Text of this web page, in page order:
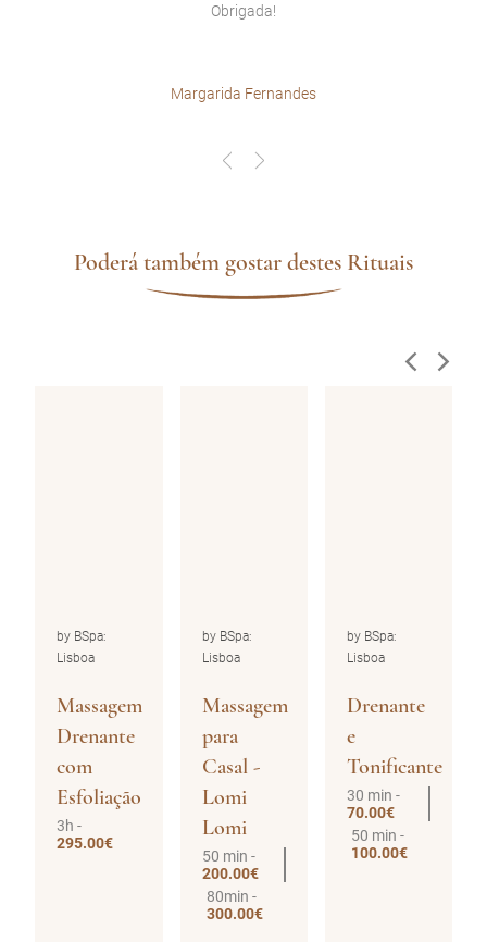
Obrigada!
Margarida Fernandes
Poderá também gostar destes Rituais
by BSpa:
Lisboa
Massagem
Drenante
com
Esfoliação
3h -
295.00€
by BSpa:
Lisboa
Massagem
para
Casal -
Lomi
Lomi
50 min -
200.00€
80min -
300.00€
by BSpa:
Lisboa
Drenante
e
Tonificante
30 min -
70.00€
50 min -
100.00€